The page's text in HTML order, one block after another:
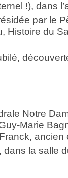
!), dans
par le
Histoire du
Notre
Marie
ancien
dans la salle